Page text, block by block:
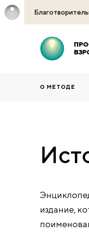
О МЕТОДЕ
издание,